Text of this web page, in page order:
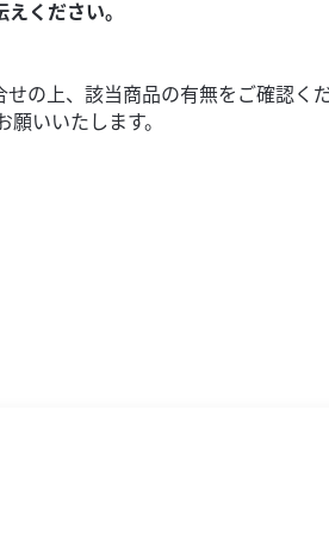
ください。
の上、該当商品の有無をご確認く
いいたします。